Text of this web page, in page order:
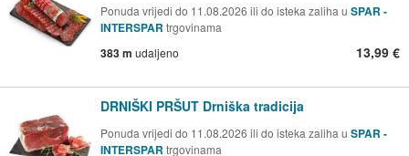
Ponuda vrijedi do 11.08.2026 ili do isteka zaliha u SPAR -
INTERSPAR trgovinama
383 m udaljeno 13,99 €
DRNIŠKI PRŠUT Drniška tradicija
Ponuda vrijedi do 11.08.2026 ili do isteka zaliha u SPAR -
INTERSPAR trgovinama